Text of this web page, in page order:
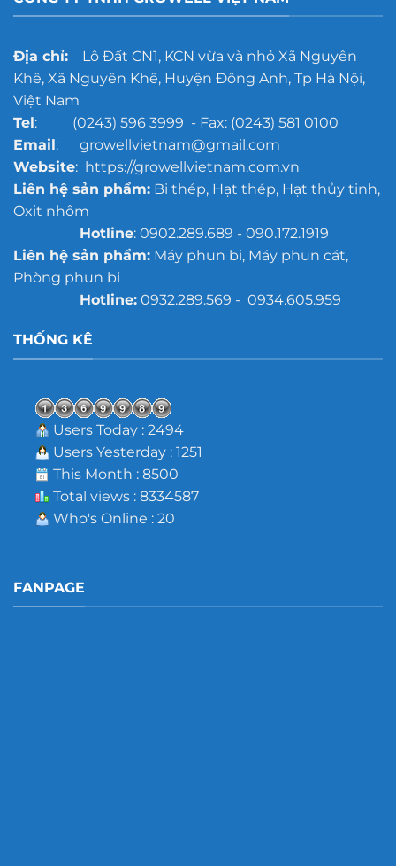
Địa chỉ:Lô Đất CN1, KCN vừa và nhỏ Xã Nguyên
Khê, Xã Nguyên Khê, Huyện Đông Anh, Tp Hà Nội,
Việt Nam
Tel: (0243) 596 3999 - Fax: (0243) 581 0100
Email: growellvietnam@gmail.com
Website: https://growellvietnam.com.vn
Liên hệ sản phẩm:Bi thép, Hạt thép, Hạt thủy tinh,
Oxit nhôm
Hotline: 0902.289.689 - 090.172.1919
Liên hệ sản phẩm:Máy phun bi, Máy phun cát,
Phòng phun bi
Hotline:0932.289.569 - 0934.605.959
THỐNG KÊ
Users Today : 2494
Users Yesterday : 1251
This Month : 8500
Total views : 8334587
Who's Online : 20
FANPAGE